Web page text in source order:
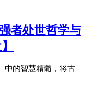
者处世哲学与
中的智慧精髓，将古